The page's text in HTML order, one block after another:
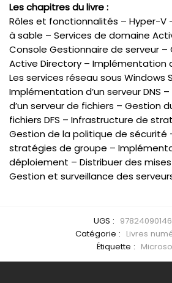
Les chapitres du livre :
Rôles et fonctionnalités – Hyper-V
à sable – Services de domaine
Console Gestionnaire de serveur
Active Directory – Implémentation
Les services réseau sous Windows
Implémentation d’un serveur DNS
d’un serveur de fichiers – Gestion
fichiers DFS – Infrastructure de
Gestion de la politique de sécurité
stratégies de groupe –
déploiement – Distribuer des mises
Gestion et surveillance des
UGS :
Catégorie : Livres
Étiquette :